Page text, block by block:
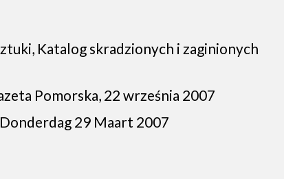
Katalog skradzionych i zaginionych
Pomorska, 22 września 2007
29 Maart 2007